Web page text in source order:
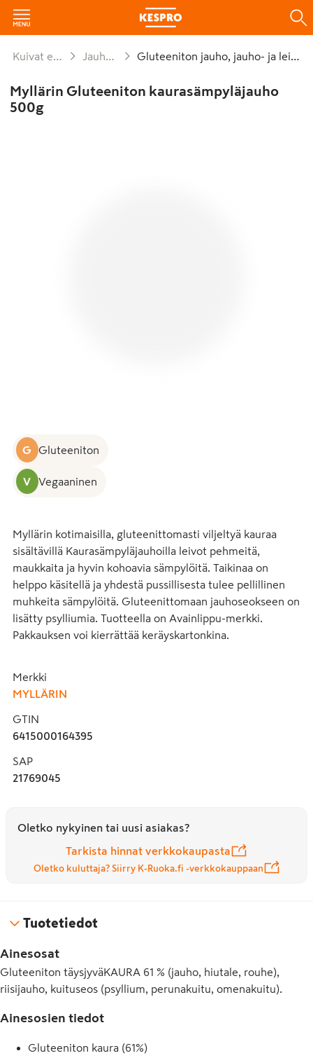
Kuivat elintarvikkeet ja säilykkeet Jauhot ja leivontaseokset Gluteeniton jauho, jauho- ja leipomisseos
Myllärin Gluteeniton kaurasämpyläjauho
500g
G Gluteeniton
V Vegaaninen
Myllärin kotimaisilla, gluteenittomasti viljeltyä kauraa
sisältävillä Kaurasämpyläjauhoilla leivot pehmeitä,
maukkaita ja hyvin kohoavia sämpylöitä. Taikinaa on
helppo käsitellä ja yhdestä pussillisesta tulee pellillinen
muhkeita sämpylöitä. Gluteenittomaan jauhoseokseen on
lisätty psylliumia. Tuotteella on Avainlippu-merkki.
Pakkauksen voi kierrättää keräyskartonkina.
Merkki
MYLLÄRIN
GTIN
6415000164395
SAP
21769045
Oletko nykyinen tai uusi asiakas?
Tarkista hinnat verkkokaupasta
Oletko kuluttaja? Siirry K-Ruoka.fi -verkkokauppaan
Tuotetiedot
Ainesosat
Gluteeniton täysjyväKAURA 61 % (jauho, hiutale, rouhe),
riisijauho, kuituseos (psyllium, perunakuitu, omenakuitu).
Ainesosien tiedot
Gluteeniton kaura (61%)